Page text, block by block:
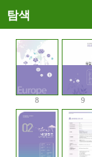
탐색
8 9